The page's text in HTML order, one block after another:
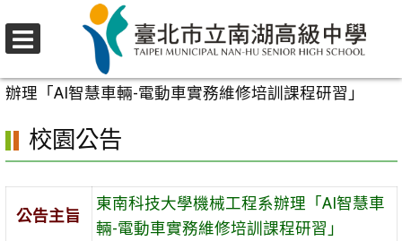
至
要
區
校園公告
辦理「AI智慧車輛-電動車實務維修培訓課程研習」
校園公告
公告主旨
東南科技大學機械工程系辦理「AI智慧車
輛-電動車實務維修培訓課程研習」
選
單